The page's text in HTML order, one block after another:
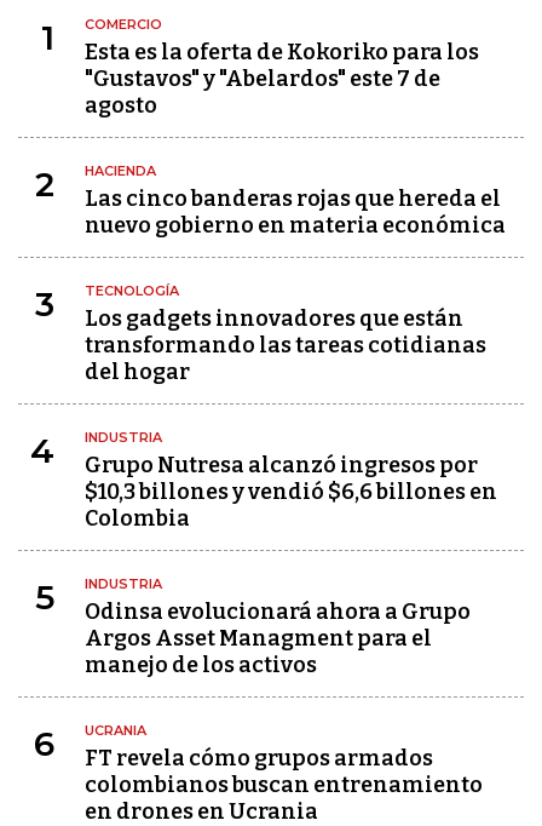
1 COMERCIO
Esta es la oferta de Kokoriko para los
"Gustavos" y "Abelardos" este 7 de
agosto
2 HACIENDA
Las cinco banderas rojas que hereda el
nuevo gobierno en materia económica
3 TECNOLOGÍA
Los gadgets innovadores que están
transformando las tareas cotidianas
del hogar
4 INDUSTRIA
Grupo Nutresa alcanzó ingresos por
$10,3 billones y vendió $6,6 billones en
Colombia
5 INDUSTRIA
Odinsa evolucionará ahora a Grupo
Argos Asset Managment para el
manejo de los activos
6 UCRANIA
FT revela cómo grupos armados
colombianos buscan entrenamiento
en drones en Ucrania